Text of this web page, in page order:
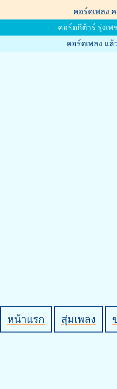
คอร์ดเพลง
คอร์ดกีต้าร์ รุ่งเ
คอร์ดเพลง แล้
หน้าแรก สุ่มเพลง